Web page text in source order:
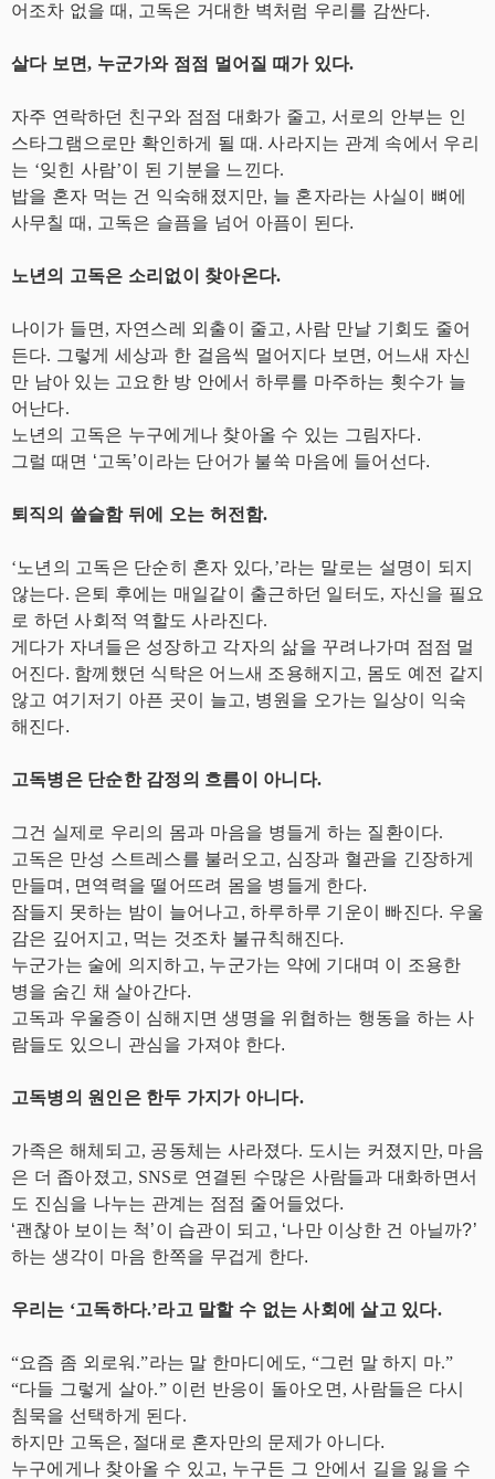
어조차 없을 때, 고독은 거대한 벽처럼 우리를 감싼다.
살다 보면, 누군가와 점점 멀어질 때가 있다.
자주 연락하던 친구와 점점 대화가 줄고, 서로의 안부는 인
스타그램으로만 확인하게 될 때. 사라지는 관계 속에서 우리
는 ‘잊힌 사람’이 된 기분을 느낀다.
밥을 혼자 먹는 건 익숙해졌지만, 늘 혼자라는 사실이 뼈에
사무칠 때, 고독은 슬픔을 넘어 아픔이 된다.
노년의 고독은 소리없이 찾아온다.
나이가 들면, 자연스레 외출이 줄고, 사람 만날 기회도 줄어
든다. 그렇게 세상과 한 걸음씩 멀어지다 보면, 어느새 자신
만 남아 있는 고요한 방 안에서 하루를 마주하는 횟수가 늘
어난다.
노년의 고독은 누구에게나 찾아올 수 있는 그림자다.
그럴 때면 ‘고독’이라는 단어가 불쑥 마음에 들어선다.
퇴직의 쓸슬함 뒤에 오는 허전함.
‘노년의 고독은 단순히 혼자 있다,’라는 말로는 설명이 되지
않는다. 은퇴 후에는 매일같이 출근하던 일터도, 자신을 필요
로 하던 사회적 역할도 사라진다.
게다가 자녀들은 성장하고 각자의 삶을 꾸려나가며 점점 멀
어진다. 함께했던 식탁은 어느새 조용해지고, 몸도 예전 같지
않고 여기저기 아픈 곳이 늘고, 병원을 오가는 일상이 익숙
해진다.
고독병은 단순한 감정의 흐름이 아니다.
그건 실제로 우리의 몸과 마음을 병들게 하는 질환이다.
고독은 만성 스트레스를 불러오고, 심장과 혈관을 긴장하게
만들며, 면역력을 떨어뜨려 몸을 병들게 한다.
잠들지 못하는 밤이 늘어나고, 하루하루 기운이 빠진다. 우울
감은 깊어지고, 먹는 것조차 불규칙해진다.
누군가는 술에 의지하고, 누군가는 약에 기대며 이 조용한
병을 숨긴 채 살아간다.
고독과 우울증이 심해지면 생명을 위협하는 행동을 하는 사
람들도 있으니 관심을 가져야 한다.
고독병의 원인은 한두 가지가 아니다.
가족은 해체되고, 공동체는 사라졌다. 도시는 커졌지만, 마음
은 더 좁아졌고, SNS로 연결된 수많은 사람들과 대화하면서
도 진심을 나누는 관계는 점점 줄어들었다.
‘괜찮아 보이는 척’이 습관이 되고, ‘나만 이상한 건 아닐까?’
하는 생각이 마음 한쪽을 무겁게 한다.
우리는 ‘고독하다.’라고 말할 수 없는 사회에 살고 있다.
“요즘 좀 외로워.”라는 말 한마디에도, “그런 말 하지 마.”
“다들 그렇게 살아.” 이런 반응이 돌아오면, 사람들은 다시
침묵을 선택하게 된다.
하지만 고독은, 절대로 혼자만의 문제가 아니다.
누구에게나 찾아올 수 있고, 누구든 그 안에서 길을 잃을 수